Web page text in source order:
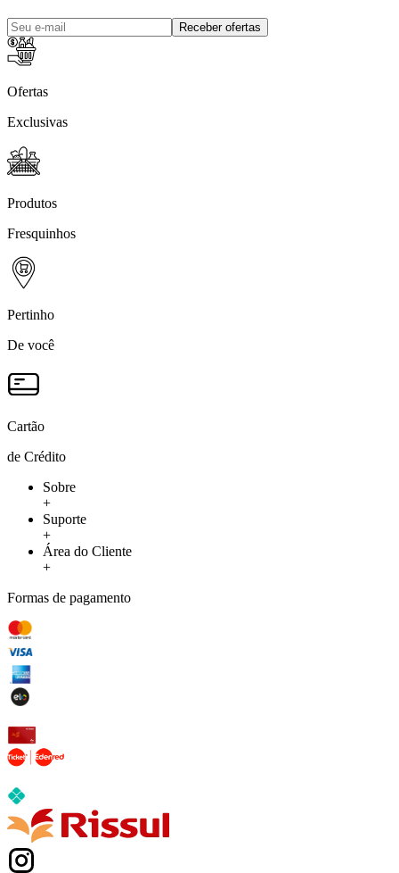
Receber ofertas
Ofertas
Exclusivas
Produtos
Fresquinhos
Pertinho
De você
Cartão
de Crédito
Sobre
+
Suporte
+
Área do Cliente
+
Formas de pagamento